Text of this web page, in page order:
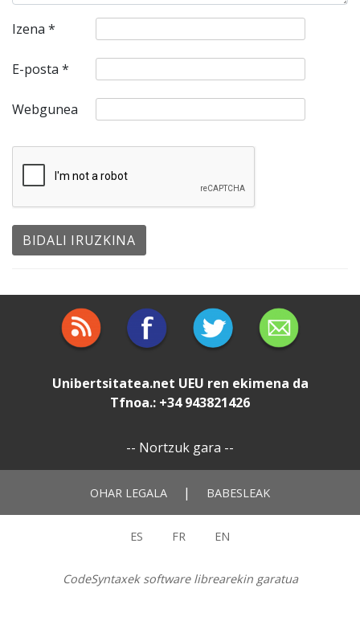
Izena *
E-posta *
Webgunea
Unibertsitatea.net UEU ren ekimena da
Tfnoa.: +34 943821426
-- Nortzuk gara --
OHAR LEGALA | BABESLEAK
ES FR EN
CodeSyntaxek software librearekin garatua